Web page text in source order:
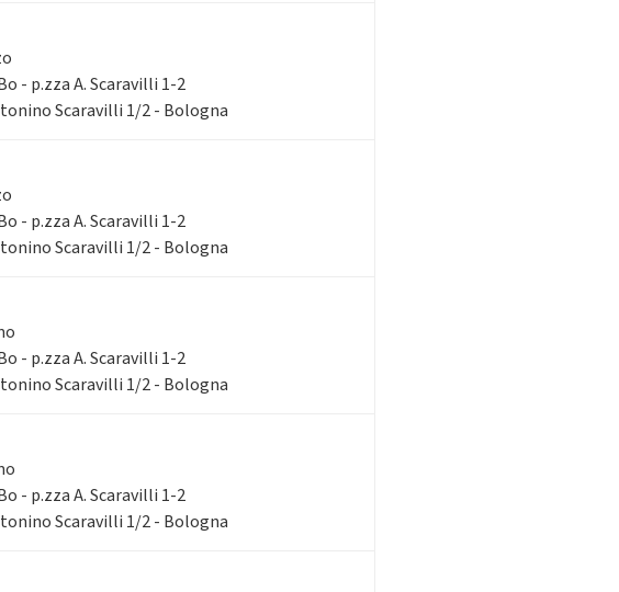
- p.zza A. Scaravilli 1-2
Scaravilli 1/2 - Bologna
- p.zza A. Scaravilli 1-2
Scaravilli 1/2 - Bologna
- p.zza A. Scaravilli 1-2
Scaravilli 1/2 - Bologna
- p.zza A. Scaravilli 1-2
Scaravilli 1/2 - Bologna